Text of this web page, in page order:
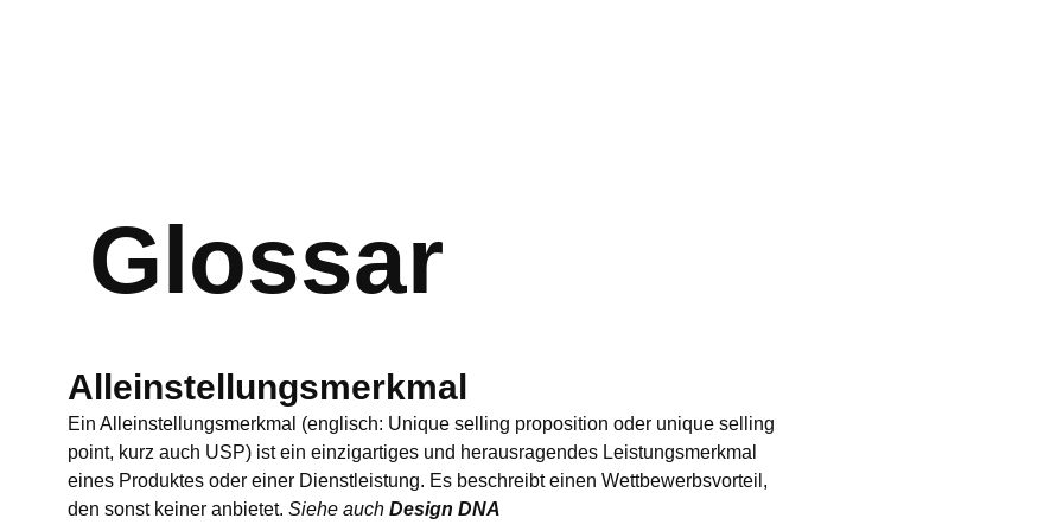
Glossar
Alleinstellungsmerkmal
Ein Alleinstellungsmerkmal (englisch: Unique selling proposition oder unique selling
point, kurz auch USP) ist ein einzigartiges und herausragendes Leistungsmerkmal
eines Produktes oder einer Dienstleistung. Es beschreibt einen Wettbewerbsvorteil,
den sonst keiner anbietet. Siehe auch Design DNA